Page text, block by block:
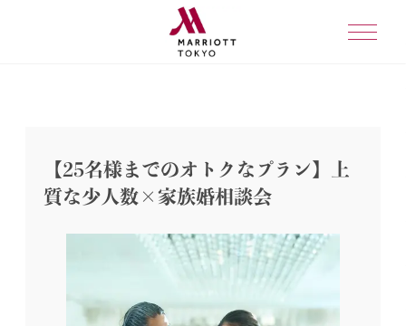
【25名様までのオトクなプラン】上
質な少人数×家族婚相談会